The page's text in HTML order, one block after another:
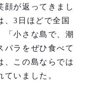
顔が返ってきまし
、3日ほどで全国
「小さな島で、潮
パラをぜひ食べて
、この島ならでは
いました。